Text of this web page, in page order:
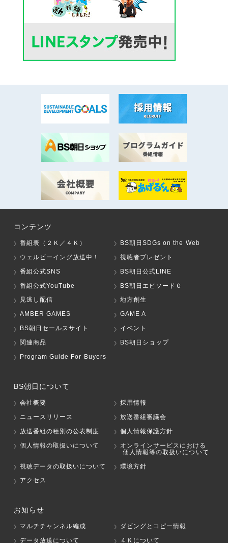
コンテンツ
番組表（２Ｋ／４Ｋ）
BS朝日SDGs on the Web
ウェルビーイング放送中！
視聴者プレゼント
番組公式SNS
BS朝日公式LINE
番組公式YouTube
BS朝日エピソード０
見逃し配信
地方創生
AMBER GAMES
GAME A
BS朝日セールスサイト
イベント
関連商品
BS朝日ショップ
Program Guide For Buyers
BS朝日について
会社概要
採用情報
ニュースリリース
放送番組審議会
放送番組の種別の公表制度
個人情報保護方針
個人情報の取扱いについて
オンラインサービスにおける
個人情報等の取扱いについて
視聴データの取扱いについて
環境方針
アクセス
お知らせ
マルチチャンネル編成
ダビングとコピー情報
データ放送について
４Ｋについて